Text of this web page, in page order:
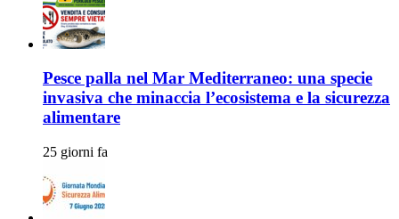
Pesce palla nel Mar Mediterraneo: una specie
invasiva che minaccia l’ecosistema e la sicurezza
alimentare
25 giorni fa